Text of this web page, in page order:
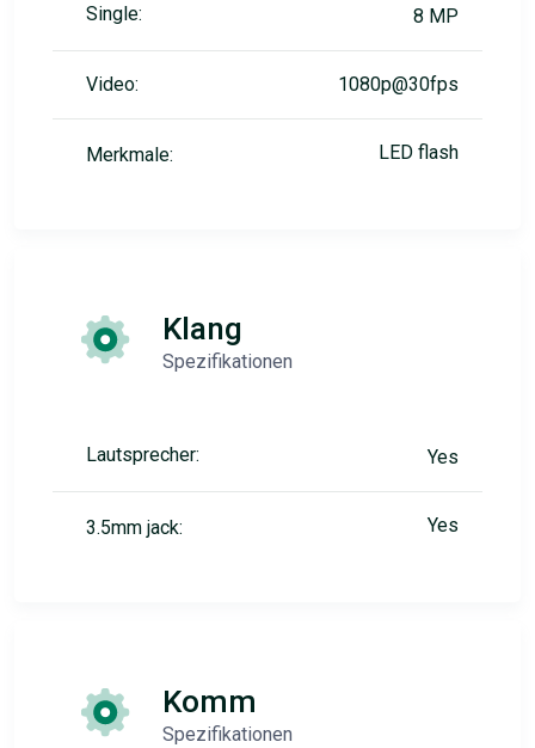
Single: 8 MP
Video: 1080p@30fps
Merkmale: LED flash
Klang
Spezifikationen
Lautsprecher: Yes
3.5mm jack: Yes
Komm
Spezifikationen